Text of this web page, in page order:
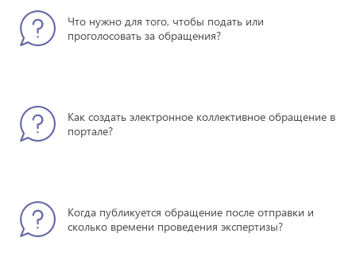
Что нужно для того, чтобы подать или
проголосовать за обращения?
Как создать электронное коллективное обращение в
портале?
Когда публикуется обращение после отправки и
сколько времени проведения экспертизы?